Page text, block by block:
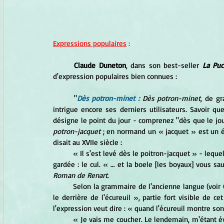
Expressions populaires :
Claude Duneton, dans son best-seller La
d'expression populaires bien connues :
	"
Dès potron-minet : Dès potron-minet, de
intrigue encore ses derniers utilisateurs. Savoir
désigne le point du jour - comprenez "dès que le
potron-jacquet ; en normand un « jacquet » est un
disait au XVIIe siècle :
« Il s'est levé dès le poitron-jacquet » -
Roman de Renart.
Selon la grammaire de l'ancienne langue (voir
le derrière de l'écureuil », partie fort visible de
l'expression veut dire : « quand l'écureuil montre
« Je vais me coucher. Le lendemain, m'étant